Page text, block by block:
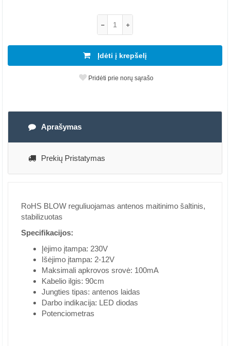
Įdėti į krepšelį
Pridėti prie norų sąrašo
Aprašymas
Prekių Pristatymas
RoHS BLOW reguliuojamas antenos maitinimo šaltinis,
stabilizuotas
Specifikacijos:
Įėjimo įtampa: 230V
Išėjimo įtampa: 2-12V
Maksimali apkrovos srovė: 100mA
Kabelio ilgis: 90cm
Jungties tipas: antenos laidas
Darbo indikacija: LED diodas
Potenciometras